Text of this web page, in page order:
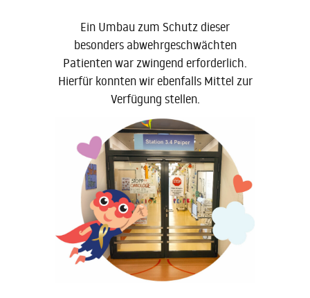
Ein Umbau zum Schutz dieser
besonders abwehrgeschwächten
Patienten war zwingend erforderlich.
Hierfür konnten wir ebenfalls Mittel zur
Verfügung stellen.